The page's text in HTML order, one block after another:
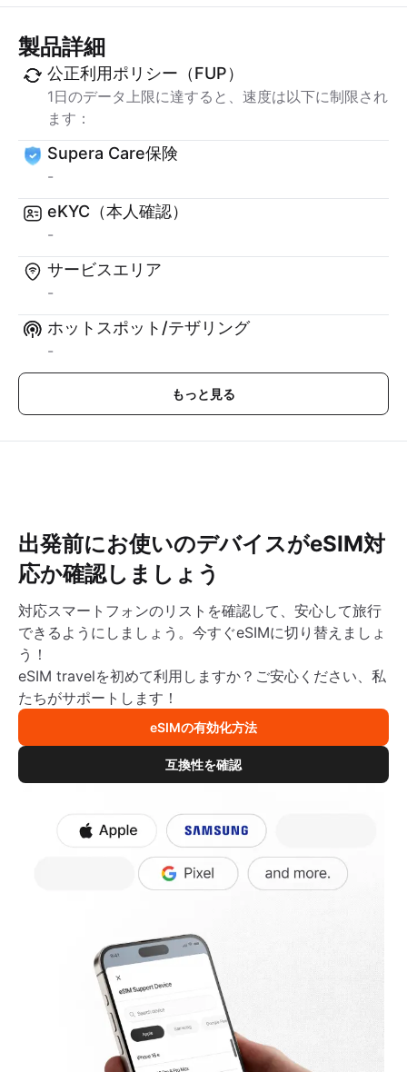
製品詳細
公正利用ポリシー（FUP）
1日のデータ上限に達すると、速度は以下に制限され
ます：
Supera Care保険
-
eKYC（本人確認）
-
サービスエリア
-
ホットスポット/テザリング
-
もっと見る
出発前にお使いのデバイスがeSIM対
応か確認しましょう
対応スマートフォンのリストを確認して、安心して旅行
できるようにしましょう。今すぐeSIMに切り替えましょ
う！
eSIM travelを初めて利用しますか？ご安心ください、私
たちがサポートします！
eSIMの有効化方法
互換性を確認